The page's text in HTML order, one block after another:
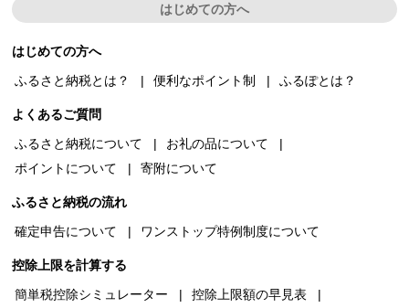
はじめての方へ
はじめての方へ
ふるさと納税とは？
便利なポイント制 ふるぽとは？
よくあるご質問
ふるさと納税について
お礼の品について
ポイントについて
寄附について
ふるさと納税の流れ
確定申告について
ワンストップ特例制度について
控除上限を計算する
簡単税控除シミュレーター
控除上限額の早見表